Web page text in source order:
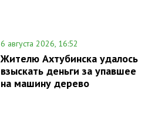
6 августа 2026, 16:52
Жителю Ахтубинска удалось
взыскать деньги за упавшее
на машину дерево